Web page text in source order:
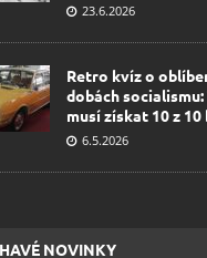
23.6.2026
Retro kvíz o
dobách
musí získat 10 z 10
6.5.2026
NOVINKY